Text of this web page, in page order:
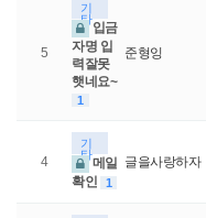
5
기
타
입금
자명 입
력잘못
햇네요~
1
준형잉
4
기
타
메일
확인
1
글을사랑하자